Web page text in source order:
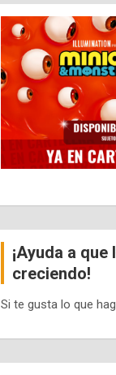
¡Ayuda a
creciendo!
Si te gusta lo que